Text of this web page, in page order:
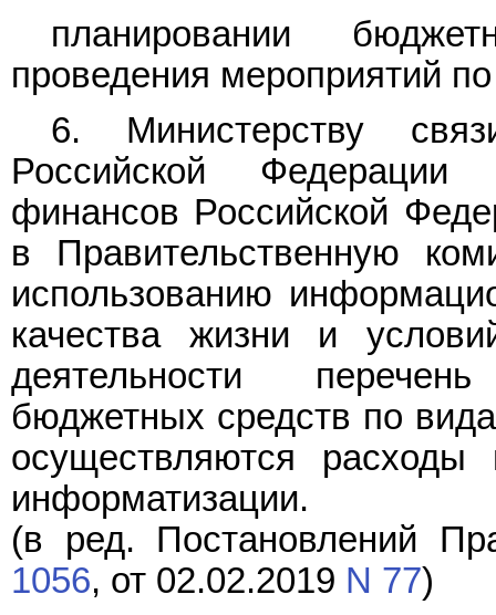
планировании
проведения мероприятий
6. Министерству
Российской
финансов Российской
в Правительственную
использованию
качества жизни и
деятельности
бюджетных средств по
осуществляются
информатизации.
(в ред. Постановлений
1056, от 02.02.2019 N 77)